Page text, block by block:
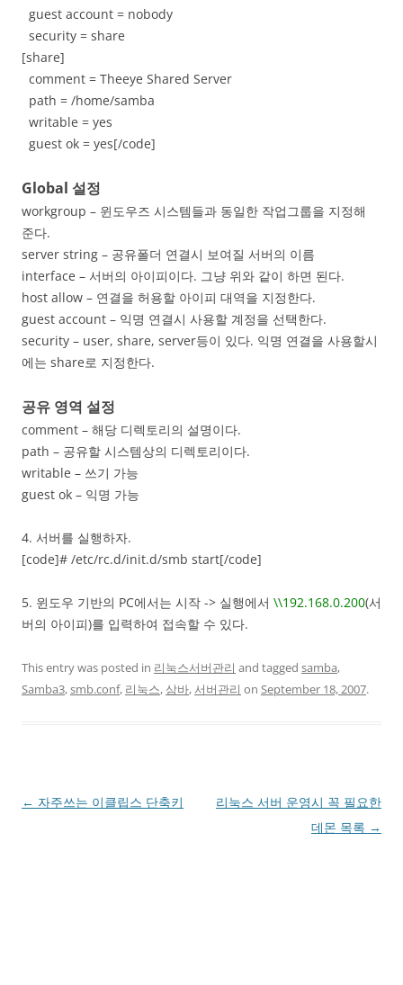
guest account = nobody
security = share
[share]
comment = Theeye Shared Server
path = /home/samba
writable = yes
guest ok = yes[/code]
Global 설정
workgroup – 윈도우즈 시스템들과 동일한 작업그룹을 지정해
준다.
server string – 공유폴더 연결시 보여질 서버의 이름
interface – 서버의 아이피이다. 그냥 위와 같이 하면 된다.
host allow – 연결을 허용할 아이피 대역을 지정한다.
guest account – 익명 연결시 사용할 계정을 선택한다.
security – user, share, server등이 있다. 익명 연결을 사용할시
에는 share로 지정한다.
공유 영역 설정
comment – 해당 디렉토리의 설명이다.
path – 공유할 시스템상의 디렉토리이다.
writable – 쓰기 가능
guest ok – 익명 가능
4. 서버를 실행하자.
[code]# /etc/rc.d/init.d/smb start[/code]
5. 윈도우 기반의 PC에서는 시작 -> 실행에서 \\192.168.0.200(서
버의 아이피)를 입력하여 접속할 수 있다.
This entry was posted in 리눅스서버관리 and tagged samba,
Samba3,smb.conf, 리눅스, 삼바, 서버관리 on September 18, 2007.
Post
← 자주쓰는 이클립스 단축키
리눅스 서버 운영시 꼭 필요한
데몬 목록 →